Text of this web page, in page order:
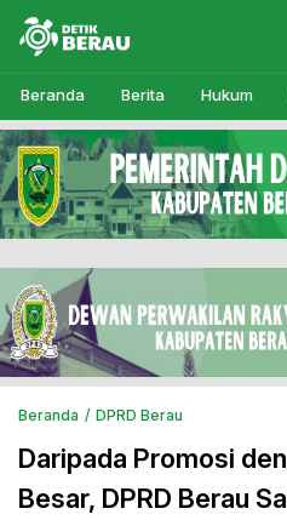
Detikberau.com
Media Diskusi Rakyat
Beranda Berita Hukum
Beranda DPRD Berau
Daripada Promosi
Besar, DPRD Berau